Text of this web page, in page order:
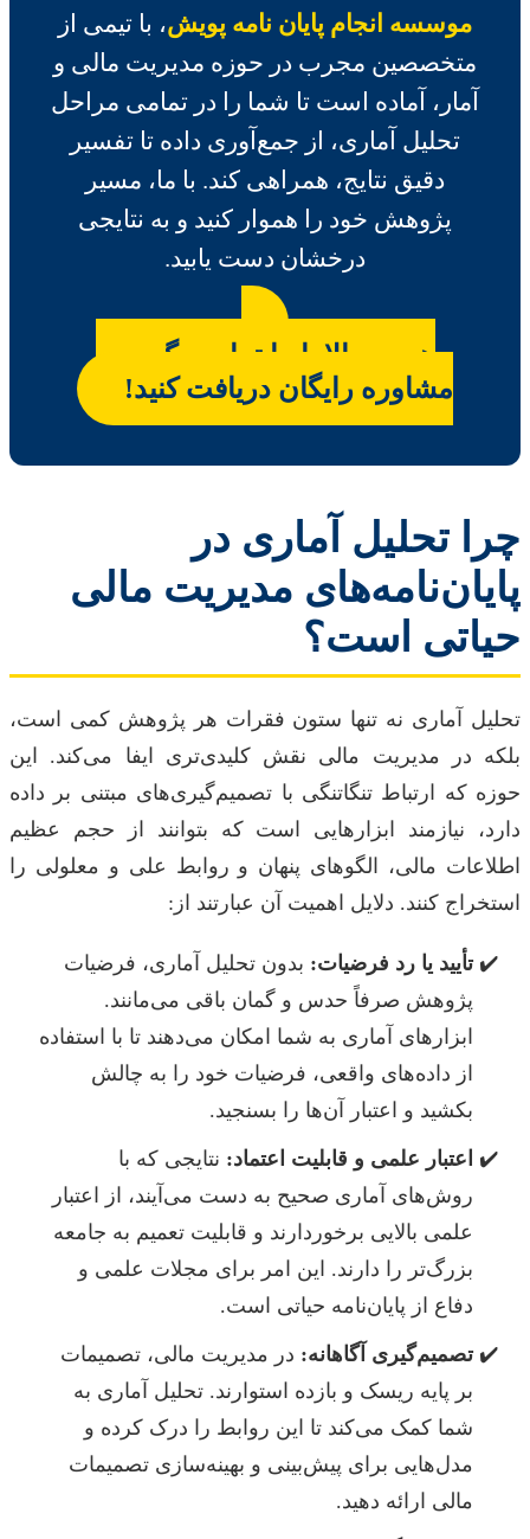
موسسه انجام پایان نامه پویش، با تیمی از
متخصصین مجرب در حوزه مدیریت مالی و
آمار، آماده است تا شما را در تمامی مراحل
تحلیل آماری، از جمع‌آوری داده تا تفسیر
دقیق نتایج، همراهی کند. با ما، مسیر
پژوهش خود را هموار کنید و به نتایجی
درخشان دست یابید.
همین حالا با ما تماس بگیرید و
مشاوره رایگان دریافت کنید!
چرا تحلیل آماری در
پایان‌نامه‌های مدیریت مالی
حیاتی است؟
تحلیل آماری نه تنها ستون فقرات هر پژوهش کمی است،
بلکه در مدیریت مالی نقش کلیدی‌تری ایفا می‌کند. این
حوزه که ارتباط تنگاتنگی با تصمیم‌گیری‌های مبتنی بر داده
دارد، نیازمند ابزارهایی است که بتوانند از حجم عظیم
اطلاعات مالی، الگوهای پنهان و روابط علی و معلولی را
استخراج کنند. دلایل اهمیت آن عبارتند از:
تأیید یا رد فرضیات: بدون تحلیل آماری، فرضیات
پژوهش صرفاً حدس و گمان باقی می‌مانند.
ابزارهای آماری به شما امکان می‌دهند تا با استفاده
از داده‌های واقعی، فرضیات خود را به چالش
بکشید و اعتبار آن‌ها را بسنجید.
اعتبار علمی و قابلیت اعتماد: نتایجی که با
روش‌های آماری صحیح به دست می‌آیند، از اعتبار
علمی بالایی برخوردارند و قابلیت تعمیم به جامعه
بزرگ‌تر را دارند. این امر برای مجلات علمی و
دفاع از پایان‌نامه حیاتی است.
تصمیم‌گیری آگاهانه: در مدیریت مالی، تصمیمات
بر پایه ریسک و بازده استوارند. تحلیل آماری به
شما کمک می‌کند تا این روابط را درک کرده و
مدل‌هایی برای پیش‌بینی و بهینه‌سازی تصمیمات
مالی ارائه دهید.